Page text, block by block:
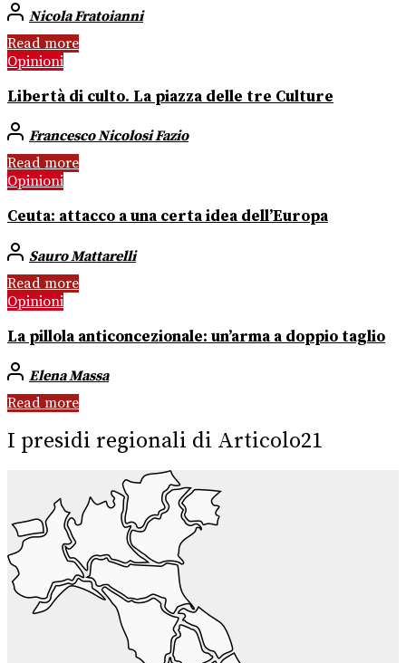
Nicola Fratoianni
Read more
Opinioni
Libertà di culto. La piazza delle tre Culture
Francesco Nicolosi Fazio
Read more
Opinioni
Ceuta: attacco a una certa idea dell’Europa
Sauro Mattarelli
Read more
Opinioni
La pillola anticoncezionale: un’arma a doppio taglio
Elena Massa
Read more
I presidi regionali di Articolo21